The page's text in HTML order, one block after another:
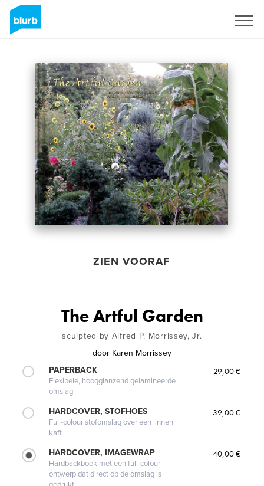
ZIEN VOORAF
The Artful Garden
sculpted by Alfred P. Morrissey, Jr.
door Karen Morrissey
PAPERBACK
Flexibele, hoogglanzend gelamineerde
omslag
29,00 €
HARDCOVER, STOFHOES
Full-colour stofomslag over een linnen
kaft
39,00 €
HARDCOVER, IMAGEWRAP
Hardbackboek met een full-colour
ontwerp dat direct op de omslag is
40,00 €